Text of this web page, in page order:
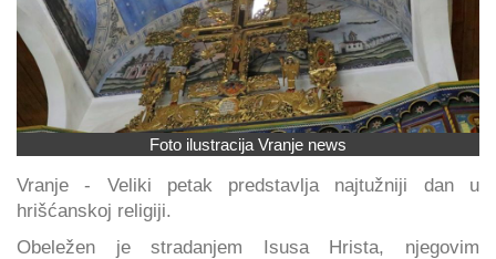
Foto ilustracija Vranje news
Vranje - Veliki petak predstavlja najtužniji dan u
hrišćanskoj religiji.
Obeležen je stradanjem Isusa Hrista, njegovim